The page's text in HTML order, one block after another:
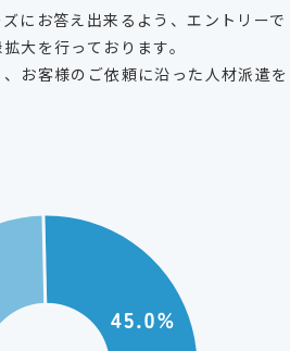
にお答え出来るよう、エントリーで
大を行っております。
お客様のご依頼に沿った人材派遣を